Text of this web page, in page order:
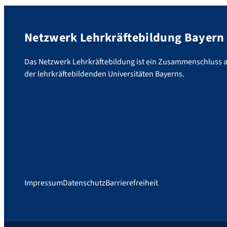
Netzwerk Lehrkräftebildung Bayern
Das Netzwerk Lehrkräftebildung ist ein
der lehrkräftebildenden Universitäten Bayerns.
ImpressumDatenschutzBarrierefreiheit